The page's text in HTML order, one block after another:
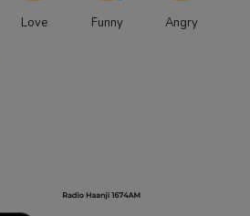
Love Funny Angry